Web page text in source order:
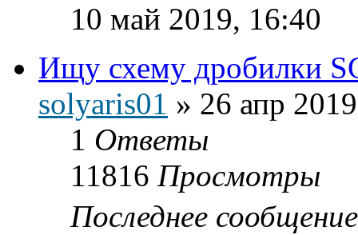
10 май 2019, 16:40
Ищу схему дробилки
solyaris01 » 26 апр
1 Ответы
11816 Просмотры
Последнее